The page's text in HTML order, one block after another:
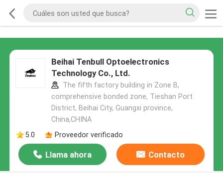
Beihai Tenbull Optoelectronics
Technology Co., Ltd.
The fifth factory building in Zone B,
comprehensive bonded zone, Tieshan Port
District, Beihai City, Guangxi province,
China,CHINA
5.0
Proveedor verificado
Llama ahora Contacto